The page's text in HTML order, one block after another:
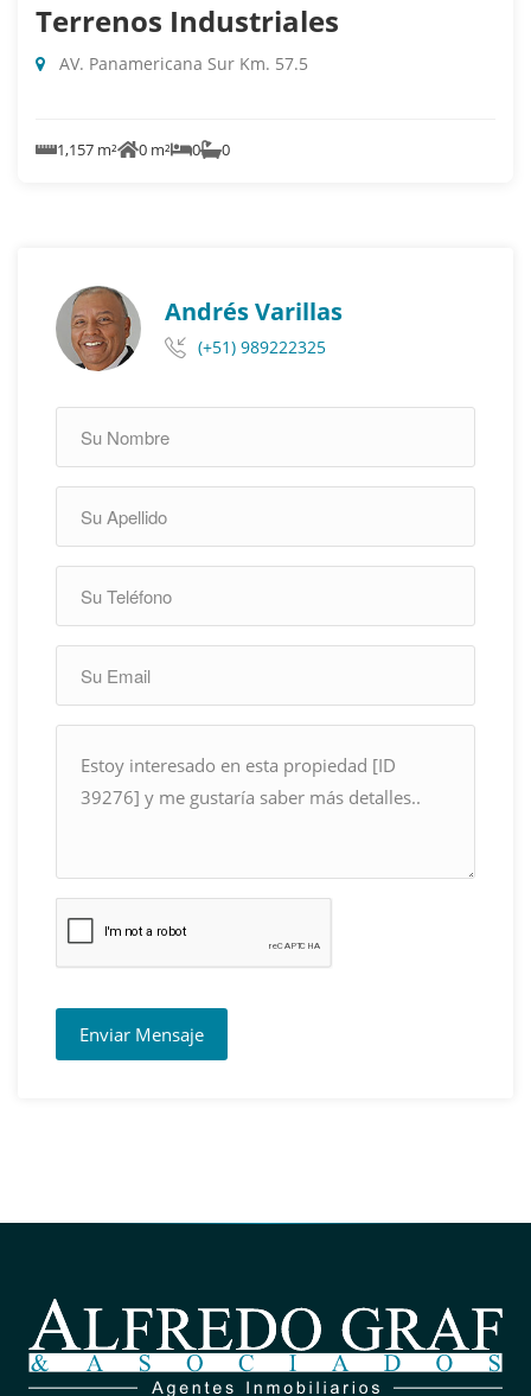
Terrenos Industriales
AV. Panamericana Sur Km. 57.5
1,157 m² 0 m² 0 0
Andrés Varillas
(+51) 989222325
Enviar Mensaje